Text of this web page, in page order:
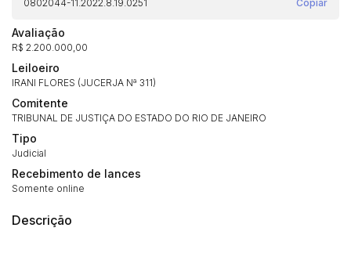
0802044-11.2022.8.19.0251 Copiar
Avaliação
R$ 2.200.000,00
Leiloeiro
IRANI FLORES (JUCERJA Nª 311)
Comitente
TRIBUNAL DE JUSTIÇA DO ESTADO DO RIO DE JANEIRO
Tipo
Judicial
Recebimento de lances
Somente online
Descrição
Habilite-se para efetuar lances ou
propostas